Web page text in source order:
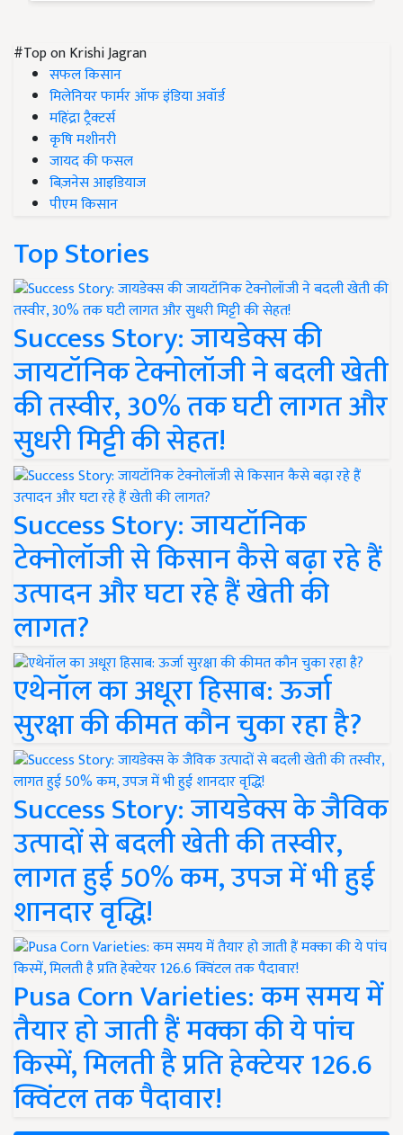
#Top on Krishi Jagran
सफल किसान
मिलेनियर फार्मर ऑफ इंडिया अवॉर्ड
महिंद्रा ट्रैक्टर्स
कृषि मशीनरी
जायद की फसल
बिज़नेस आइडियाज
पीएम किसान
Top Stories
Success Story: जायडेक्स की
जायटॉनिक टेक्नोलॉजी ने बदली खेती
की तस्वीर, 30% तक घटी लागत और
सुधरी मिट्टी की सेहत!
Success Story: जायटॉनिक
टेक्नोलॉजी से किसान कैसे बढ़ा रहे हैं
उत्पादन और घटा रहे हैं खेती की
लागत?
एथेनॉल का अधूरा हिसाब: ऊर्जा
सुरक्षा की कीमत कौन चुका रहा है?
Success Story: जायडेक्स के जैविक
उत्पादों से बदली खेती की तस्वीर,
लागत हुई 50% कम, उपज में भी हुई
शानदार वृद्धि!
Pusa Corn Varieties: कम समय में
तैयार हो जाती हैं मक्का की ये पांच
किस्में, मिलती है प्रति हेक्टेयर 126.6
क्विंटल तक पैदावार!